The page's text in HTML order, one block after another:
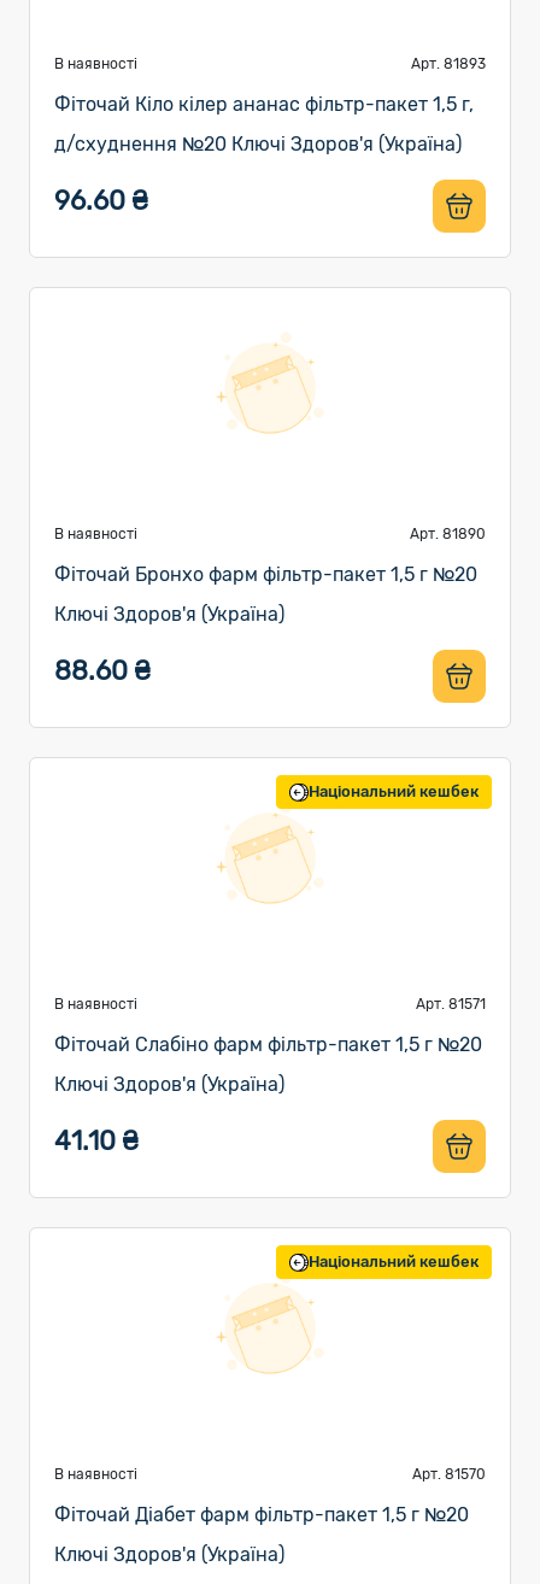
В наявності Арт. 81893
Фіточай Кіло кілер ананас фільтр-пакет 1,5 г,
д/схуднення №20 Ключі Здоров'я (Україна)
96.60 ₴
В наявності Арт. 81890
Фіточай Бронхо фарм фільтр-пакет 1,5 г №20
Ключі Здоров'я (Україна)
88.60 ₴
Національний кешбек
В наявності Арт. 81571
Фіточай Слабіно фарм фільтр-пакет 1,5 г №20
Ключі Здоров'я (Україна)
41.10 ₴
Національний кешбек
В наявності Арт. 81570
Фіточай Діабет фарм фільтр-пакет 1,5 г №20
Ключі Здоров'я (Україна)